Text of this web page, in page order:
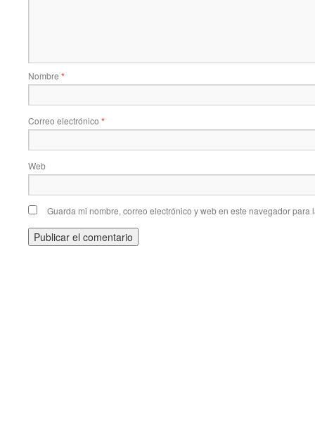
Nombre *
Correo electrónico *
Web
Guarda mi nombre, correo electrónico y web en este navegador para